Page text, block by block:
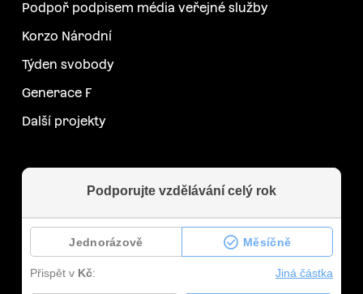
Podpoř podpisem média veřejné služby
Korzo Národní
Týden svobody
Generace F
Další projekty